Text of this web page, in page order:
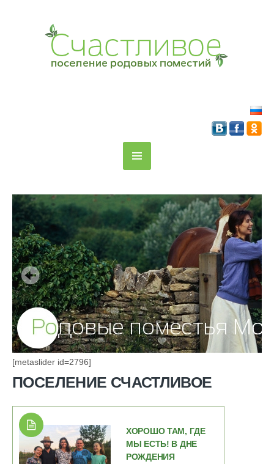
[metaslider id=2796]
ПОСЕЛЕНИЕ СЧАСТЛИВОЕ
ХОРОШО ТАМ, ГДЕ
МЫ ЕСТЬ! В ДНЕ
РОЖДЕНИЯ